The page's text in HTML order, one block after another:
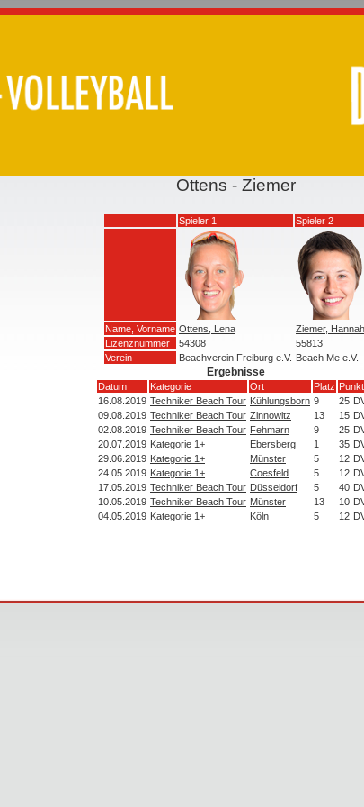
Ottens - Ziemer
Spieler 1 Spieler 2
Name, Vorname Ottens, Lena
Ziemer, Hannah
Lizenznummer
54308
55813
Verein
Beachverein Freiburg e.V. Beach Me e.V.
Ergebnisse
Datum Kategorie Ort Platz
16.08.2019 Techniker Beach Tour Kühlungsborn 9 25
09.08.2019 Techniker Beach Tour Zinnowitz 13 15
02.08.2019 Techniker Beach Tour Fehmarn 9 25
20.07.2019 Kategorie 1+ Ebersberg 1 35
29.06.2019 Kategorie 1+ Münster 5 12
24.05.2019 Kategorie 1+ Coesfeld 5 12
17.05.2019 Techniker Beach Tour Düsseldorf 5 40
10.05.2019 Techniker Beach Tour Münster 13 10
04.05.2019 Kategorie 1+ Köln 5 12